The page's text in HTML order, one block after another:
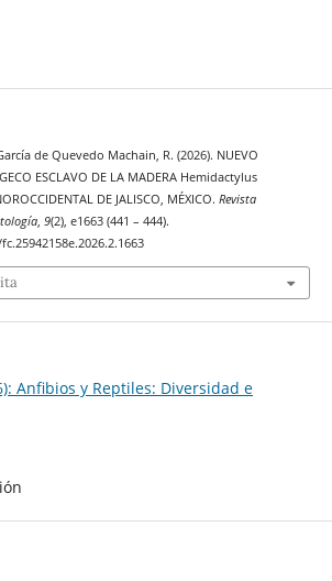
de Quevedo Machain, R. (2026). NUEVO
ESCLAVO DE LA MADERA Hemidactylus
DE JALISCO, MÉXICO. Revista
, 9(2), e1663 (441 – 444).
Anfibios y Reptiles: Diversidad e